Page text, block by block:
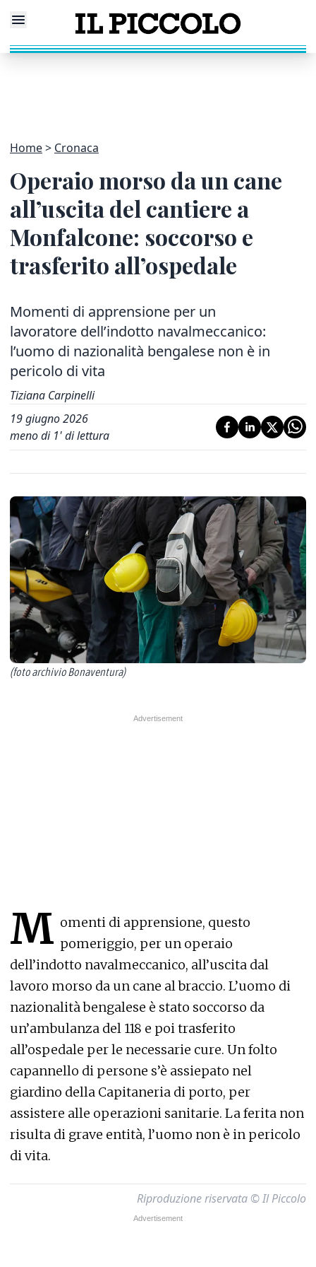
Home Cronaca
Operaio morso da un cane
all’uscita del cantiere a
Monfalcone: soccorso e
trasferito all’ospedale
Momenti di apprensione per un
lavoratore dell’indotto navalmeccanico:
l’uomo di nazionalità bengalese non è in
pericolo di vita
Tiziana Carpinelli
19 giugno 2026
meno di 1' di lettura
(foto archivio Bonaventura)
M omenti di apprensione, questo
pomeriggio, per un operaio
dell’indotto navalmeccanico, all’uscita dal
lavoro morso da un cane al braccio. L’uomo di
nazionalità bengalese è stato soccorso da
un’ambulanza del 118 e poi trasferito
all’ospedale per le necessarie cure. Un folto
capannello di persone s’è assiepato nel
giardino della Capitaneria di porto, per
assistere alle operazioni sanitarie. La ferita non
risulta di grave entità, l’uomo non è in pericolo
di vita.
Riproduzione riservata © Il Piccolo